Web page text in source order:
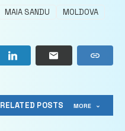
MAIA SANDU MOLDOVA
RELATED POSTS MORE